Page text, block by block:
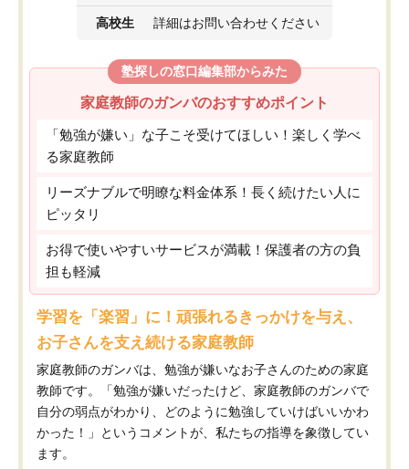
高校生 詳細はお問い合わせください
塾探しの窓口編集部からみた
家庭教師のガンバのおすすめポイント
「勉強が嫌い」な子こそ受けてほしい！楽しく学べ
る家庭教師
リーズナブルで明瞭な料金体系！長く続けたい人に
ピッタリ
お得で使いやすいサービスが満載！保護者の方の負
担も軽減
学習を「楽習」に！頑張れるきっかけを与え、
お子さんを支え続ける家庭教師
家庭教師のガンバは、勉強が嫌いなお子さんのための家庭
教師です。「勉強が嫌いだったけど、家庭教師のガンバで
自分の弱点がわかり、どのように勉強していけばいいかわ
かった！」というコメントが、私たちの指導を象徴してい
ます。